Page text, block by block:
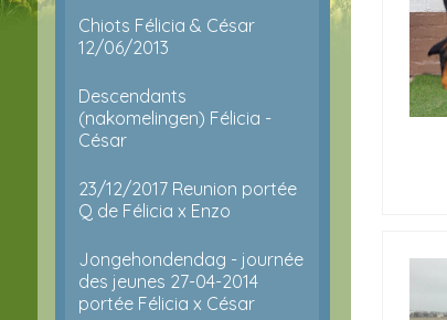
Chiots Félicia & César
12/06/2013
Descendants
(nakomelingen) Félicia -
César
23/12/2017 Reunion portée
Q de Félicia x Enzo
Jongehondendag - journée
des jeunes 27-04-2014
portée Félicia x César